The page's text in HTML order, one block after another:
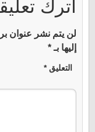
اترك
لن يتم نشر عنوان
إليها بـ*
التعليق*